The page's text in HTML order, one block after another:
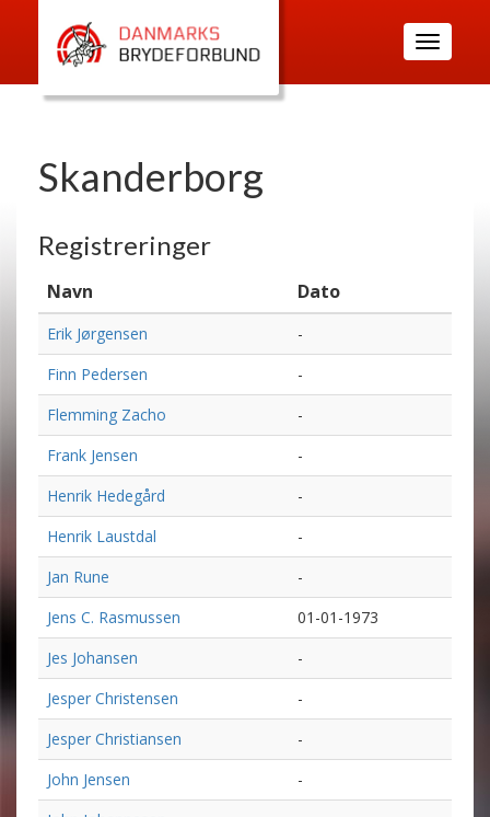
Toggle
navigation
Skanderborg
Registreringer
Navn Dato
Erik Jørgensen
-
Finn Pedersen
-
Flemming Zacho
-
Frank Jensen
-
Henrik Hedegård
-
Henrik Laustdal
-
Jan Rune
-
Jens C. Rasmussen
01-01-1973
Jes Johansen
-
Jesper Christensen
-
Jesper Christiansen
-
John Jensen
-